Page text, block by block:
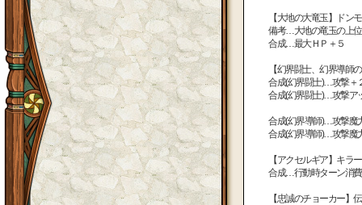
【大地の大竜玉】ドン
備考…大地の竜玉の上位
合成…最大ＨＰ＋５
【幻界闘士、幻界導師
合成(幻界闘士)…攻撃＋
合成(幻界闘士)…攻撃ア
合成(幻界導師)…攻撃魔
合成(幻界導師)…攻撃魔
【アクセルギア】キラ
合成…行動時ターン消
【忠誠のチョーカー】